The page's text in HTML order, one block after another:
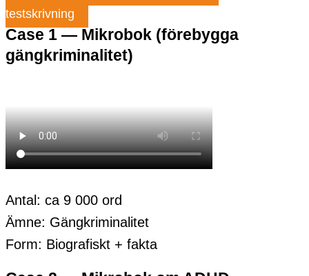
testskrivning
Case 1 — Mikrobok (förebygga
gängkriminalitet)
Antal: ca 9 000 ord
Ämne: Gängkriminalitet
Form: Biografiskt + fakta